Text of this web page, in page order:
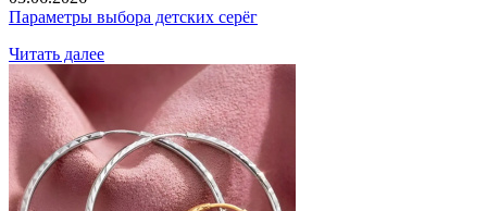
Параметры выбора детских серёг
Читать далее